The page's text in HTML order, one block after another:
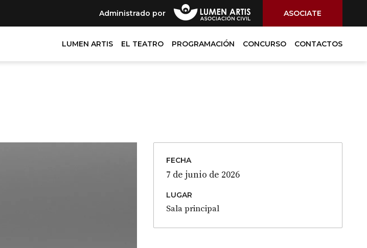
Administrado por ASOCIATE
LUMEN ARTIS EL TEATRO PROGRAMACIÓN CONCURSO CONTACTOS
FECHA
7 de junio de 2026
LUGAR
Sala principal